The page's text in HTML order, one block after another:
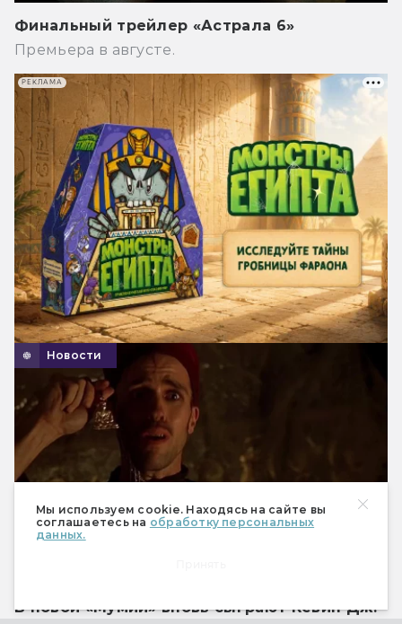
Мы используем cookie. Находясь на сайте вы
соглашаетесь на обработку персональных
данных.
Финальный трейлер «Астрала 6»
Премьера в августе.
Новости
В новой «Мумии» вновь сыграют Кевин Дж.
РЕКЛАМА